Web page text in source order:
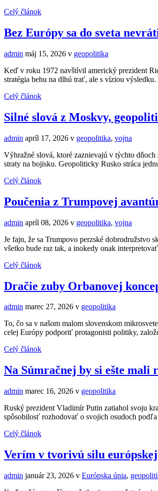
Celý článok
Bez Európy sa do sveta
admin máj 15, 2026 v geopolitika
Keď v roku 1972 navštívil americký prezident
stratégia behu na dlhú trať, ale s víziou
Celý článok
Silné slová z Moskvy,
admin apríl 17, 2026 v geopolitika, vojna
Výhražné slová, ktoré zaznievajú v týchto
straty na bojisku. Geopoliticky Rusko stráca
Celý článok
Poučenia z Trumpovej
admin apríl 08, 2026 v geopolitika, vojna
Je fajn, že sa Trumpovo perzské dobrodružstvo
všetko bude raz tak, a inokedy onak
Celý článok
Dračie zuby Orbanovej
admin marec 27, 2026 v geopolitika
To, čo sa v našom malom slovenskom
celej Európy podporiť protagonisti politiky,
Celý článok
Na Súmračnej by si ešte mali
admin marec 16, 2026 v geopolitika
Ruský prezident Vladimír Putin zatiahol svoju
spôsobilosť rozhodovať o svojich osudoch
Celý článok
Verím v tvorivú silu
admin január 23, 2026 v Európska únia,